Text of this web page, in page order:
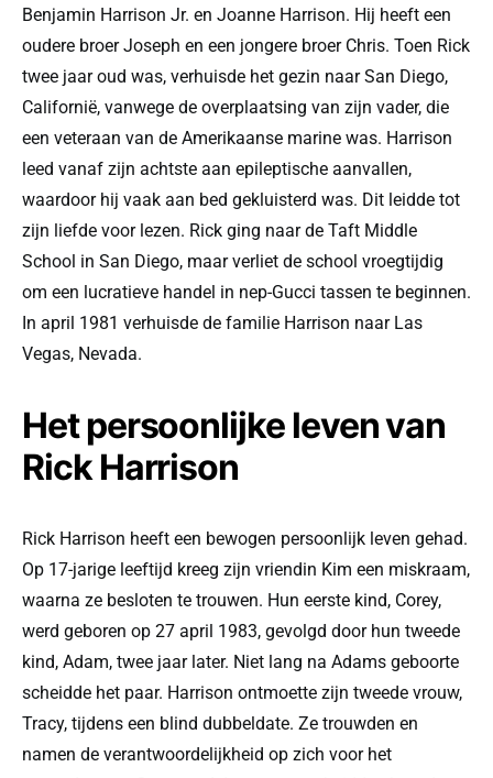
Benjamin Harrison Jr. en Joanne Harrison. Hij heeft een
oudere broer Joseph en een jongere broer Chris. Toen Rick
twee jaar oud was, verhuisde het gezin naar San Diego,
Californië, vanwege de overplaatsing van zijn vader, die
een veteraan van de Amerikaanse marine was. Harrison
leed vanaf zijn achtste aan epileptische aanvallen,
waardoor hij vaak aan bed gekluisterd was. Dit leidde tot
zijn liefde voor lezen. Rick ging naar de Taft Middle
School in San Diego, maar verliet de school vroegtijdig
om een lucratieve handel in nep-Gucci tassen te beginnen.
In april 1981 verhuisde de familie Harrison naar Las
Vegas, Nevada.
Het persoonlijke leven van
Rick Harrison
Rick Harrison heeft een bewogen persoonlijk leven gehad.
Op 17-jarige leeftijd kreeg zijn vriendin Kim een miskraam,
waarna ze besloten te trouwen. Hun eerste kind, Corey,
werd geboren op 27 april 1983, gevolgd door hun tweede
kind, Adam, twee jaar later. Niet lang na Adams geboorte
scheidde het paar. Harrison ontmoette zijn tweede vrouw,
Tracy, tijdens een blind dubbeldate. Ze trouwden en
namen de verantwoordelijkheid op zich voor het